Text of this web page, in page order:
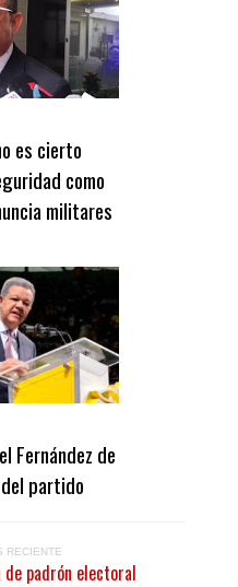
es cierto
como
militares
Fernández de
partido
RECIENTE
de padrón electoral